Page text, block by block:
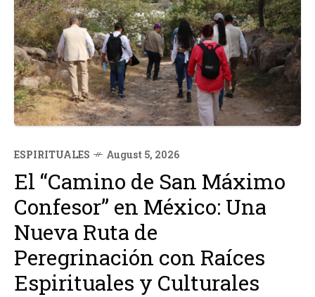
ESPIRITUALES August 5, 2026
El “Camino de San Máximo
Confesor” en México: Una
Nueva Ruta de
Peregrinación con Raíces
Espirituales y Culturales